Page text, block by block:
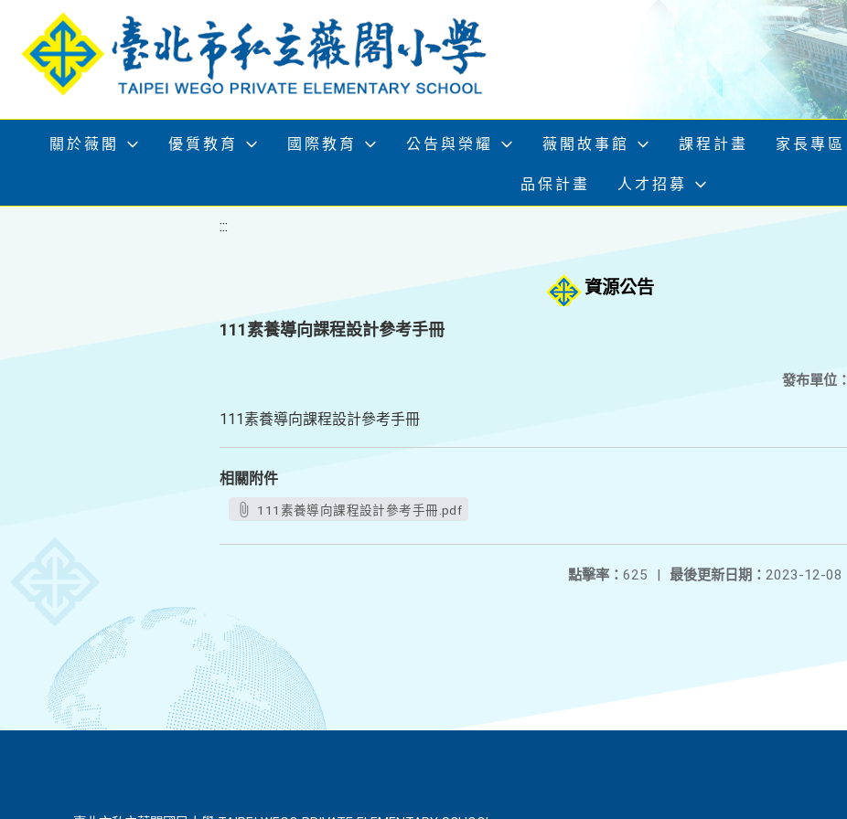
移至網頁之主要內容區位置
關於薇閣 優質教育 國際教育 公告與榮耀 薇閣故事館 課程計畫 家長專區
品保計畫 人才招募
:::
資源公告
111素養導向課程設計參考手冊
發布單位：
111素養導向課程設計參考手冊
相關附件
111素養導向課程設計參考手冊.pdf
最後更新日期： 2023-12-08
點擊率： 625 |